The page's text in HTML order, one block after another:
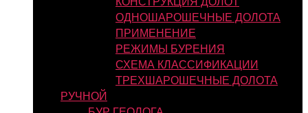
ОДНОШАРОШЕЧНЫЕ ДОЛОТА
ПРИМЕНЕНИЕ
РЕЖИМЫ БУРЕНИЯ
СХЕМА КЛАССИФИКАЦИИ
ТРЕХШАРОШЕЧНЫЕ ДОЛОТА
РУЧНОЙ